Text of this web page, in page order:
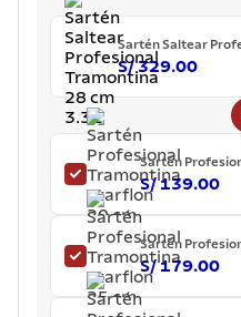
Sartén Saltear
S/ 329.00
Sartén
1 L
S/ 139.00
Sartén
2 L
S/ 179.00
cuchillo
grano